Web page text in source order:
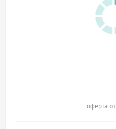
оферта от